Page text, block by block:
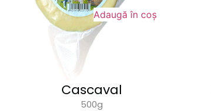
Cascaval
500g
Adaugă în coș